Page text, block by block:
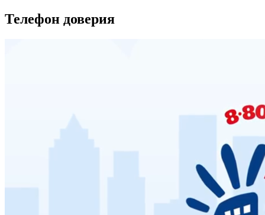
Телефон доверия